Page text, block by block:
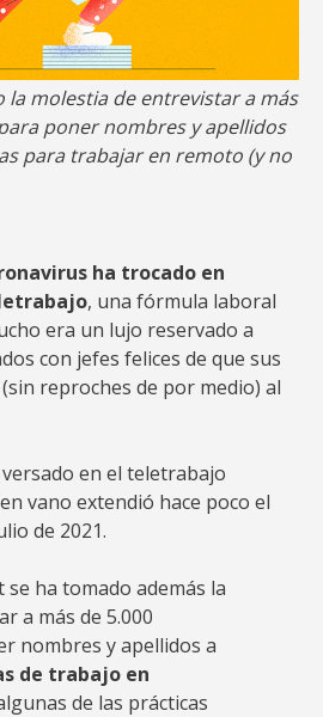
la molestia de entrevistar a más
poner nombres y apellidos
para trabajar en remoto (y no
ha trocado en
, una fórmula laboral
era un lujo reservado a
con jefes felices de que sus
reproches de por medio) al
en el teletrabajo
vano extendió hace poco el
de 2021.
ha tomado además la
a más de 5.000
nombres y apellidos a
de trabajo en
de las prácticas